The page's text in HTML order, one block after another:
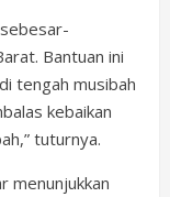
Bantuan ini
tengah musibah
kebaikan
tuturnya.
menunjukkan